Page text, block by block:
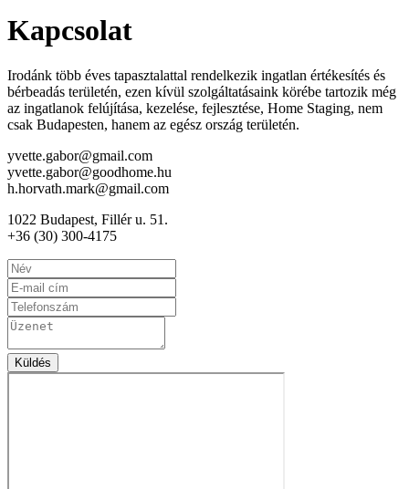
Kapcsolat
Irodánk több éves tapasztalattal rendelkezik ingatlan értékesítés és
bérbeadás területén, ezen kívül szolgáltatásaink körébe tartozik még
az ingatlanok felújítása, kezelése, fejlesztése, Home Staging, nem
csak Budapesten, hanem az egész ország területén.
yvette.gabor@gmail.com
yvette.gabor@goodhome.hu
h.horvath.mark@gmail.com
1022 Budapest, Fillér u. 51.
+36 (30) 300-4175